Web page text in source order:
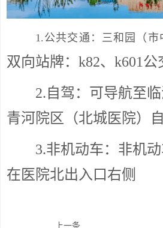
1.公共交通：三和园（市
双向站牌：k82、k601
2.自驾：可导航至
青河院区（北城医院）
3.非机动车：非机
在医院北出入口右侧
上一条